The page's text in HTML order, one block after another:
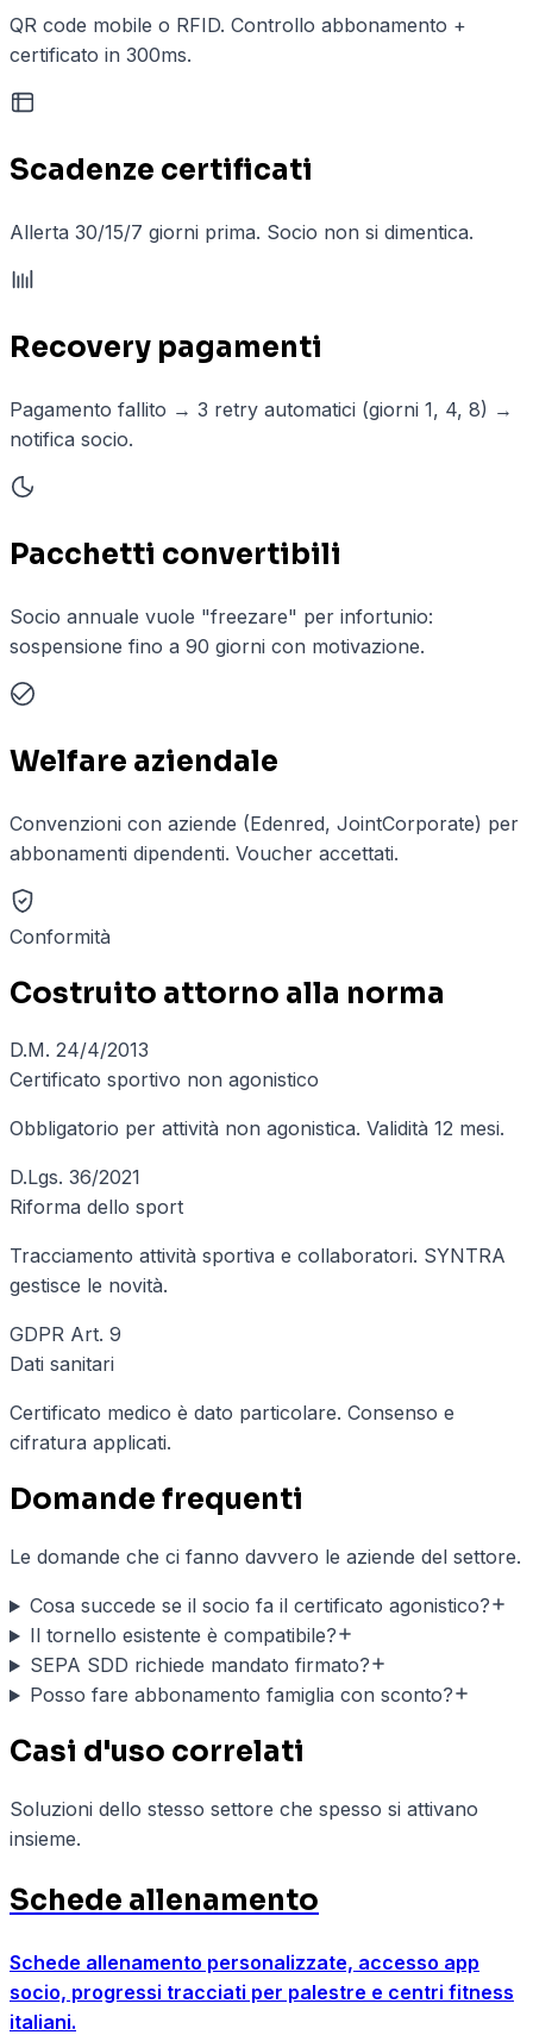
QR code mobile o RFID. Controllo abbonamento +
certificato in 300ms.
Scadenze certificati
Allerta 30/15/7 giorni prima. Socio non si dimentica.
Recovery pagamenti
Pagamento fallito → 3 retry automatici (giorni 1, 4, 8) →
notifica socio.
Pacchetti convertibili
Socio annuale vuole "freezare" per infortunio:
sospensione fino a 90 giorni con motivazione.
Welfare aziendale
Convenzioni con aziende (Edenred, JointCorporate) per
abbonamenti dipendenti. Voucher accettati.
Conformità
Costruito attorno alla norma
D.M. 24/4/2013
Certificato sportivo non agonistico
Obbligatorio per attività non agonistica. Validità 12 mesi.
D.Lgs. 36/2021
Riforma dello sport
Tracciamento attività sportiva e collaboratori. SYNTRA
gestisce le novità.
GDPR Art. 9
Dati sanitari
Certificato medico è dato particolare. Consenso e
cifratura applicati.
Domande frequenti
Le domande che ci fanno davvero le aziende del settore.
Cosa succede se il socio fa il certificato agonistico?
Il tornello esistente è compatibile?
SEPA SDD richiede mandato firmato?
Posso fare abbonamento famiglia con sconto?
Casi d'uso correlati
Soluzioni dello stesso settore che spesso si attivano
insieme.
Schede allenamento
Schede allenamento personalizzate, accesso app
socio, progressi tracciati per palestre e centri fitness
italiani.